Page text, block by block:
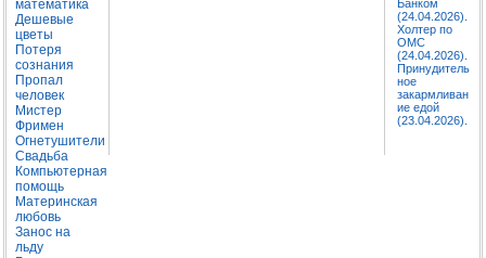
математика
Дешевые
цветы
Потеря
сознания
Пропал
человек
Мистер
Фримен
Огнетушители
Свадьба
Компьютерная
помощь
Материнская
любовь
Занос на
льду
Банком
(24.04.2026).
Холтер по
ОМС
(24.04.2026).
Принудитель
ное
закармливан
ие едой
(23.04.2026).